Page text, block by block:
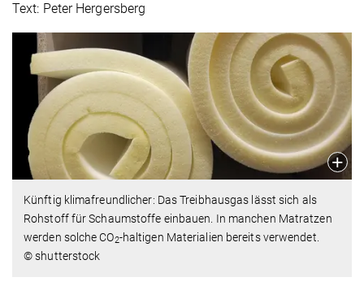
Text: Peter Hergersberg
Künftig klimafreundlicher: Das Treibhausgas lässt sich als
Rohstoff für Schaumstoffe einbauen. In manchen Matratzen
werden solche CO2-haltigen Materialien bereits verwendet.
© shutterstock